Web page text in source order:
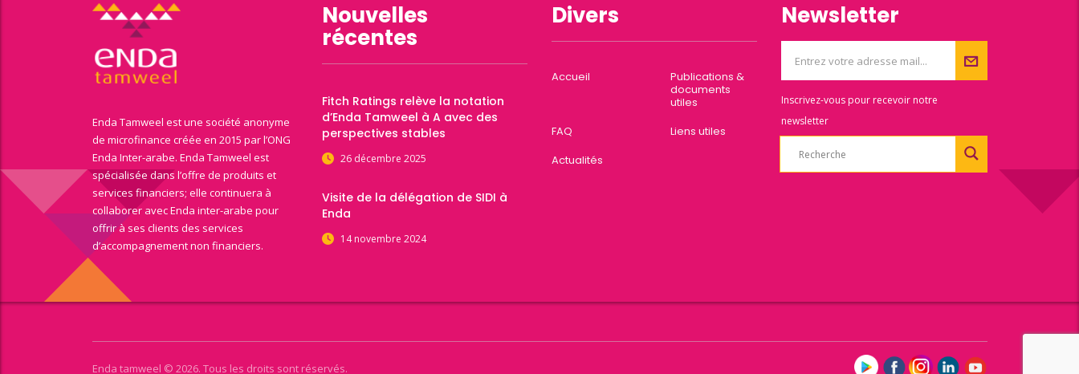
Enda Tamweel est une société anonyme
de microfinance créée en 2015 par l’ONG
Enda Inter-arabe. Enda Tamweel est
spécialisée dans l’offre de produits et
services financiers; elle continuera à
collaborer avec Enda inter-arabe pour
offrir à ses clients des services
d’accompagnement non financiers.
Nouvelles
récentes
Fitch Ratings relève la notation
d’Enda Tamweel à A avec des
perspectives stables
26 décembre 2025
Visite de la délégation de SIDI à
Enda
14 novembre 2024
Divers
Accueil
Publications &
documents
utiles
FAQ
Liens utiles
Actualités
Newsletter
Inscrivez-vous pour recevoir notre
newsletter
Enda tamweel © 2026. Tous les droits sont réservés.